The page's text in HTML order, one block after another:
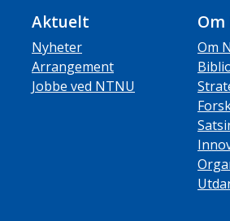
Aktuelt
Nyheter
Arrangement
Jobbe ved NTNU
Om
Om